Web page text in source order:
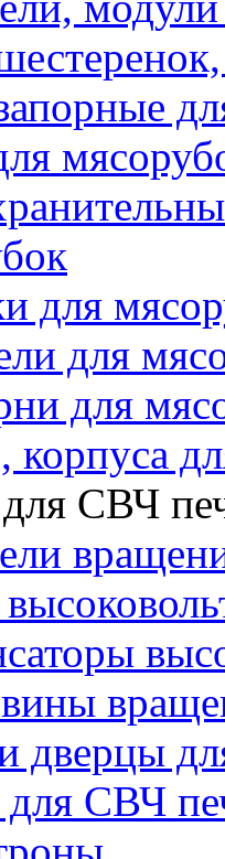
для
для
для
для СВЧ
дверцы
СВЧ